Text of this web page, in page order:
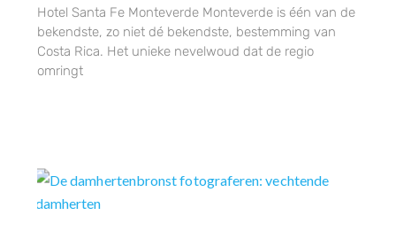
Hotel Santa Fe Monteverde Monteverde is één van de
bekendste, zo niet dé bekendste, bestemming van
Costa Rica. Het unieke nevelwoud dat de regio
omringt